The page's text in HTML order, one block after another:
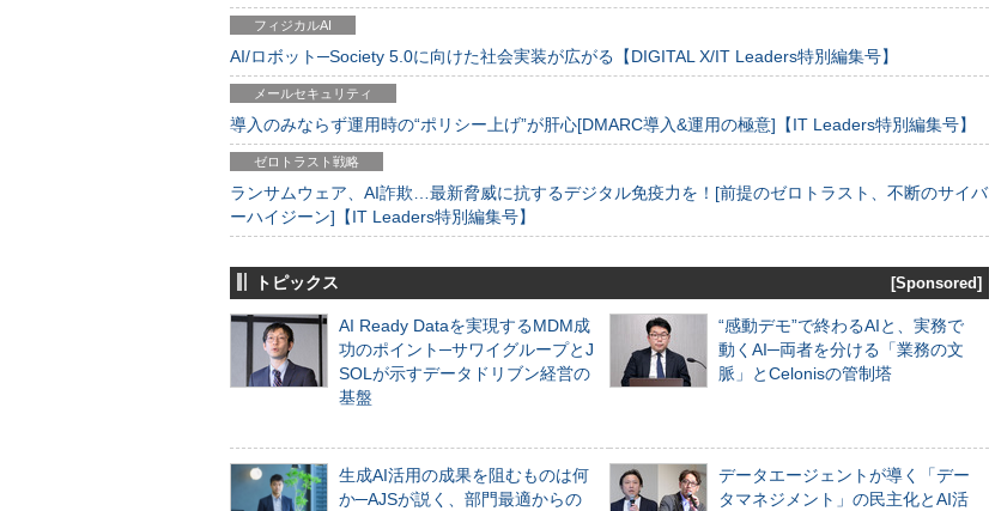
フィジカルAI
AI/ロボット─Society 5.0に向けた社会実装が広がる【DIGITAL X/IT Leaders特別編集号】
メールセキュリティ
導入のみならず運用時の“ポリシー上げ”が肝心[DMARC導入&運用の極意]【IT Leaders特別編集号】
ゼロトラスト戦略
ランサムウェア、AI詐欺…最新脅威に抗するデジタル免疫力を！[前提のゼロトラスト、不断のサイバ
ーハイジーン]【IT Leaders特別編集号】
トピックス [Sponsored]
AI Ready Dataを実現するMDM成
功のポイント─サワイグループとJ
SOLが示すデータドリブン経営の
基盤
“感動デモ”で終わるAIと、実務で
動くAI─両者を分ける「業務の文
脈」とCelonisの管制塔
生成AI活用の成果を阻むものは何
か─AJSが説く、部門最適からの
データエージェントが導く「デー
タマネジメント」の民主化とAI活